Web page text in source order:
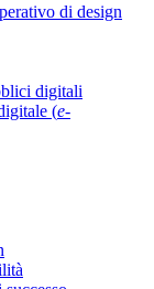
di design
digitali
(e-